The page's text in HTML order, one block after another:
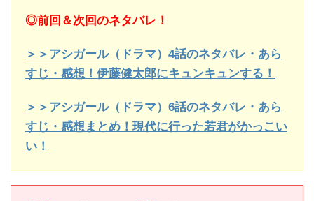
◎前回＆次回のネタバレ！
＞＞アシガール（ドラマ）4話のネタバレ・あら
すじ・感想！伊藤健太郎にキュンキュンする！
＞＞アシガール（ドラマ）6話のネタバレ・あら
すじ・感想まとめ！現代に行った若君がかっこい
い！